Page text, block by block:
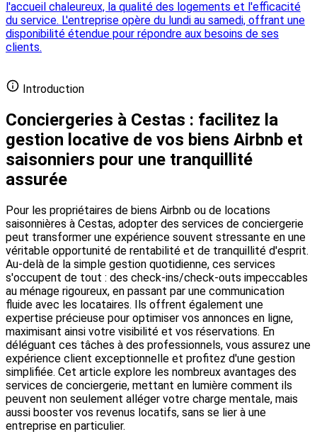
l'accueil chaleureux, la qualité des logements et l'efficacité
du service. L'entreprise opère du lundi au samedi, offrant une
disponibilité étendue pour répondre aux besoins de ses
clients.
Introduction
Conciergeries à Cestas : facilitez la
gestion locative de vos biens Airbnb et
saisonniers pour une tranquillité
assurée
Pour les propriétaires de biens Airbnb ou de locations
saisonnières à Cestas, adopter des services de conciergerie
peut transformer une expérience souvent stressante en une
véritable opportunité de rentabilité et de tranquillité d'esprit.
Au-delà de la simple gestion quotidienne, ces services
s'occupent de tout : des check-ins/check-outs impeccables
au ménage rigoureux, en passant par une communication
fluide avec les locataires. Ils offrent également une
expertise précieuse pour optimiser vos annonces en ligne,
maximisant ainsi votre visibilité et vos réservations. En
déléguant ces tâches à des professionnels, vous assurez une
expérience client exceptionnelle et profitez d'une gestion
simplifiée. Cet article explore les nombreux avantages des
services de conciergerie, mettant en lumière comment ils
peuvent non seulement alléger votre charge mentale, mais
aussi booster vos revenus locatifs, sans se lier à une
entreprise en particulier.